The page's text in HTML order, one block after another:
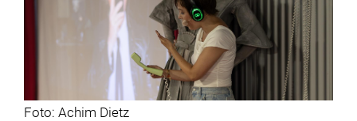
Foto: Achim Dietz